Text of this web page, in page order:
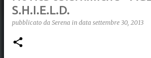
S.H.I.E.L.D.
pubblicato da Serena in data settembre 30, 2013